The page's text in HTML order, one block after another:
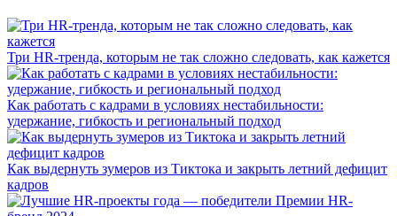
Три HR-тренда, которым не так сложно следовать, как кажется
Как работать с кадрами в условиях нестабильности:
удержание, гибкость и региональный подход
Как выдернуть зумеров из Тиктока и закрыть летний дефицит
кадров